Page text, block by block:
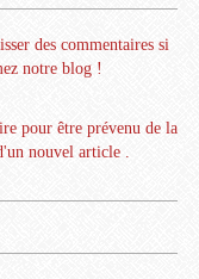
des commentaires si
notre blog !
pour être prévenu de la
nouvel article .